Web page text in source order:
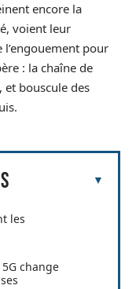
encore la
voient leur
pour
: la chaîne de
et bouscule des
les
change